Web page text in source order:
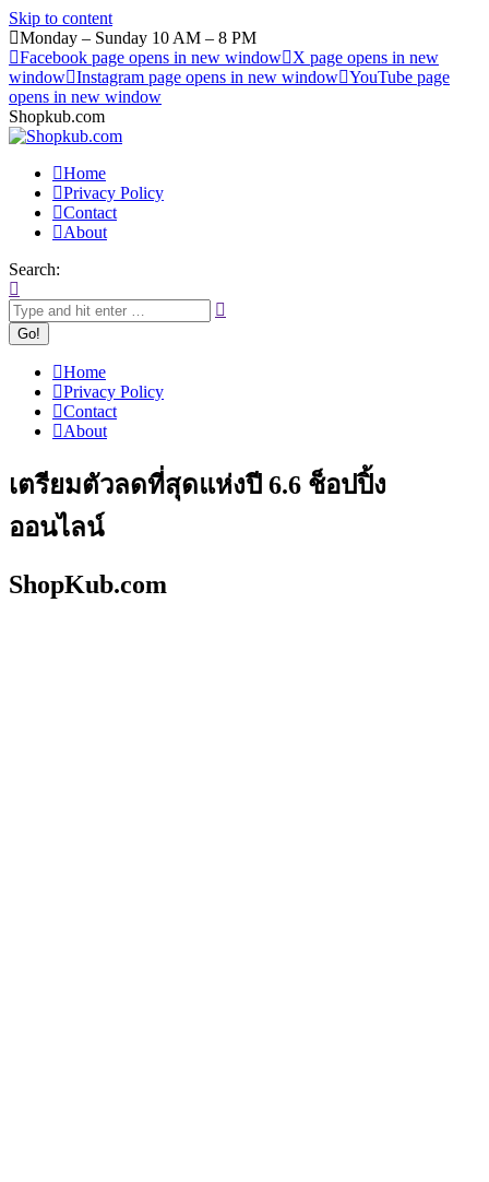
Skip to content
Monday – Sunday 10 AM – 8 PM
Facebook page opens in new window
X page opens in new
window Instagram page opens in new window YouTube page
opens in new window
Shopkub.com
Home
Privacy Policy
Contact
About
Search:
Home
Privacy Policy
Contact
About
เตรียมตัวลดที่สุดแห่งปี 6.6 ช็อปปิ้ง
ออนไลน์
ShopKub.com